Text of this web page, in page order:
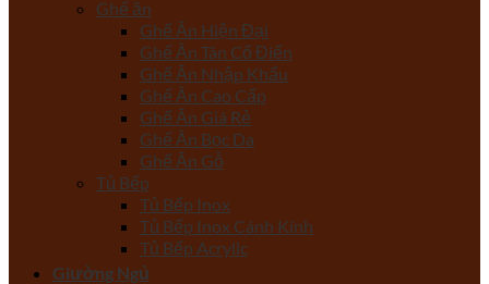
Ghế ăn
Ghế Ăn Hiện Đại
Ghế Ăn Tân Cổ Điển
Ghế Ăn Nhập Khẩu
Ghế Ăn Cao Cấp
Ghế Ăn Giá Rẻ
Ghế Ăn Bọc Da
Ghế Ăn Gỗ
Tủ Bếp
Tủ Bếp Inox
Tủ Bếp Inox Cánh Kính
Tủ Bếp Acrylic
Giường Ngủ